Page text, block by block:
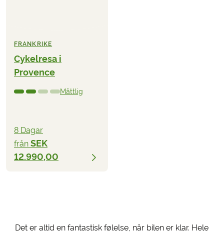
FRANKRIKE
Cykelresa i
Provence
Måttlig
8 Dagar
från SEK
12.990,00
Det er altid en fantastisk følelse, når bilen er klar. Hele